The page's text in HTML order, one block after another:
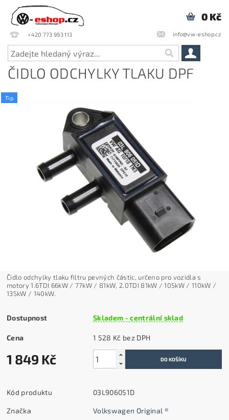
+420 773 993 113 info@vw-eshop.cz
0 Kč
ČIDLO ODCHYLKY TLAKU DPF
Tip
Čidlo odchylky tlaku filtru pevných částic, určeno pro vozidla s
motory 1.6TDI 66kW / 77kW / 81kW, 2.0TDI 81kW / 105kW / 110kW /
135kW / 140kW.
Dostupnost Skladem - centrální sklad
Cena 1 528 Kč bez DPH
1 849 Kč
Kód produktu 03L906051D
Značka Volkswagen Original ®